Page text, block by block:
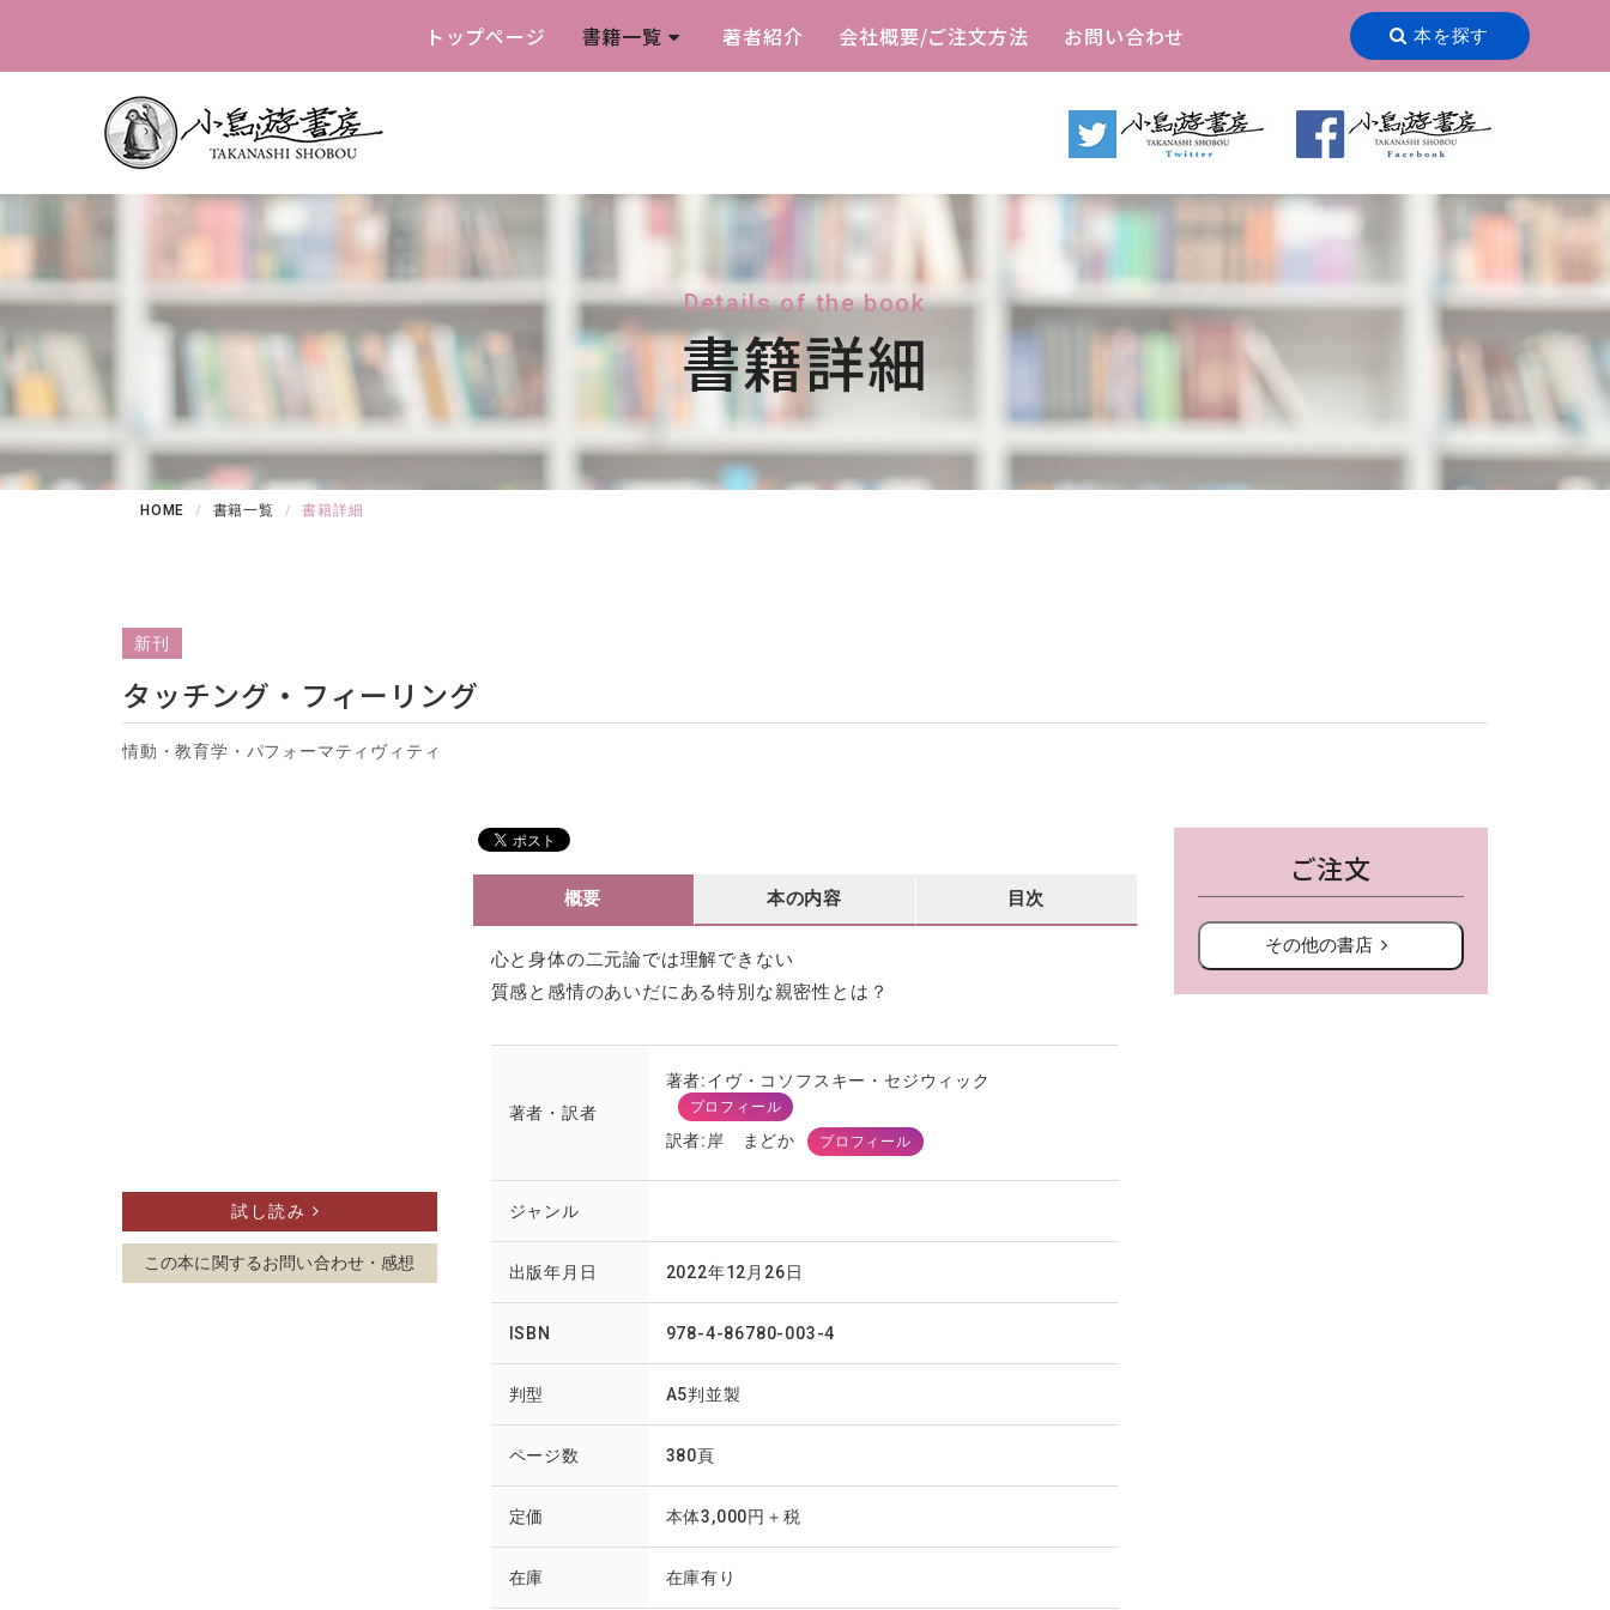
トップページ 書籍一覧 著者紹介 会社概要/ご注文方法 お問い合わせ 本を探す
Details of the book
書籍詳細
HOME 書籍一覧 書籍詳細
新刊
タッチング・フィーリング
情動・教育学・パフォーマティヴィティ
試し読み
この本に関するお問い合わせ・感想
概要 本の内容 目次
心と身体の二元論では理解できない
質感と感情のあいだにある特別な親密性とは？
著者・訳者
著者:イヴ・コソフスキー・セジウィック
プロフィール
訳者:岸 まどか プロフィール
ジャンル
出版年月日 2022年12月26日
ISBN 978-4-86780-003-4
判型 A5判並製
ページ数 380頁
定価 本体3,000円＋税
在庫 在庫有り
ご注文
その他の書店